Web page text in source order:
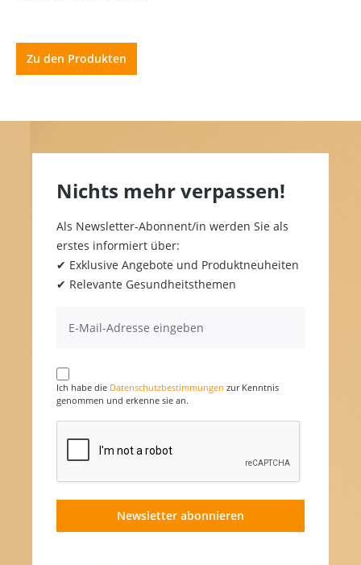
Zu den Produkten
Nichts mehr verpassen!
Als Newsletter-Abonnent/in werden Sie als
erstes informiert über:
✔ Exklusive Angebote und Produktneuheiten
✔ Relevante Gesundheitsthemen
Ich habe die Datenschutzbestimmungen zur Kenntnis
genommen und erkenne sie an.
Newsletter abonnieren